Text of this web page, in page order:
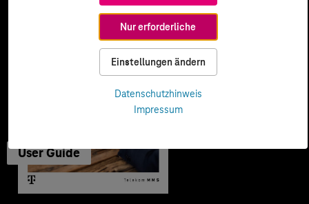
Nur erforderliche
Einstellungen ändern
Datenschutzhinweis
Impressum
User Guide